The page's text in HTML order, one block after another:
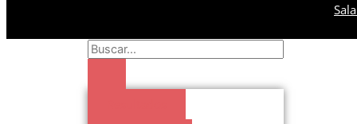
Search